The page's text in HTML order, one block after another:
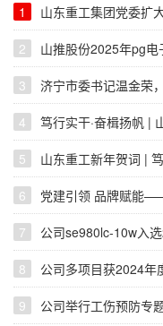
1 山东重工集团党委扩大会议分别听取2024年
2 山推股份2025年pg电子试
3 济宁市委书记温金荣，
4 笃行实干·奋楫扬帆 | 山
5 山东重工新年贺词 |
6 党建引领 品牌赋能——山
7 公司se980lc-10w入选2024
8 公司多项目获2024年
9 公司举行工伤预防专